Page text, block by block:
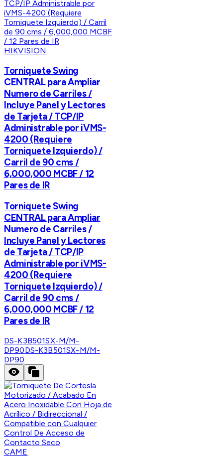
HIKVISION
Torniquete Swing
CENTRAL para Ampliar
Numero de Carriles /
Incluye Panel y Lectores
de Tarjeta / TCP/IP
Administrable por iVMS-
4200 (Requiere
Torniquete Izquierdo) /
Carril de 90 cms /
6,000,000 MCBF / 12
Pares de IR
Torniquete Swing
CENTRAL para Ampliar
Numero de Carriles /
Incluye Panel y Lectores
de Tarjeta / TCP/IP
Administrable por iVMS-
4200 (Requiere
Torniquete Izquierdo) /
Carril de 90 cms /
6,000,000 MCBF / 12
Pares de IR
DS-K3B501SX-M/M-
DP90DS-K3B501SX-M/M-
DP90
CAME